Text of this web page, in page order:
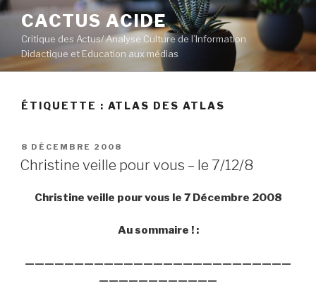
Aller
contenu
principal
CACTUS ACIDE
Critique des Actus/ Analyse Culture de l’Information
Didactique et Education aux médias
ÉTIQUETTE : ATLAS DES ATLAS
PUBLIÉ
LE
8 DÉCEMBRE 2008
Christine veille pour vous – le 7/12/8
Christine veille pour vous le 7 Décembre 2008
Au sommaire ! :
———————————————————————————
————————————